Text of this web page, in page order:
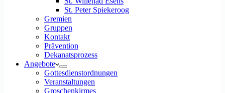
St. Peter Spiekeroog
Gremien
Gruppen
Kontakt
Prävention
Dekanatsprozess
Angebote
Gottesdienstordnungen
Veranstaltungen
Groschenkirmes